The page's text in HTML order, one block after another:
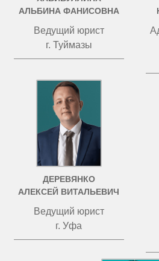
АЛЬБИНА ФАНИСОВНА
Ведущий юрист
г. Туймазы
ДЕРЕВЯНКО
АЛЕКСЕЙ ВИТАЛЬЕВИЧ
Ведущий юрист
г. Уфа